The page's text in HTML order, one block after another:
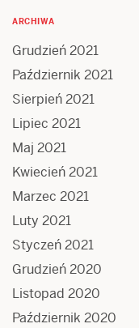
ARCHIWA
Grudzień 2021
Październik 2021
Sierpień 2021
Lipiec 2021
Maj 2021
Kwiecień 2021
Marzec 2021
Luty 2021
Styczeń 2021
Grudzień 2020
Listopad 2020
Październik 2020